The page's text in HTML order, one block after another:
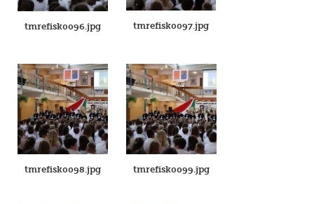
tmrefisk0096.jpg tmrefisk0097.jpg
tmrefisk0098.jpg tmrefisk0099.jpg